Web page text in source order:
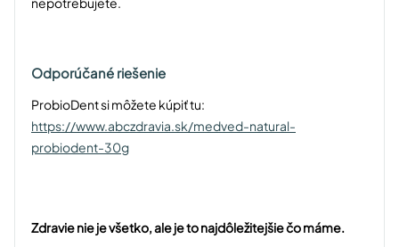
Odporúčané riešenie
ProbioDent si môžete kúpiť tu:
https://www.abczdravia.sk/medved-natural-
probiodent-30g
Zdravie nie je všetko, ale je to najdôležitejšie čo máme.